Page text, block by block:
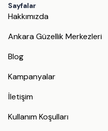
Sayfalar
Hakkımızda
Ankara Güzellik Merkezleri
Blog
Kampanyalar
İletişim
Kullanım Koşulları